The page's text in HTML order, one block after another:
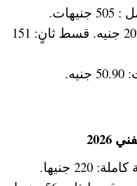
في حالة التقسيط قسط أول: 202 جنيه. قسط ثانٍ: 151
جنيها.